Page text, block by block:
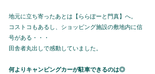
地元に立ち寄ったあとは【ららぽーと門真】へ。
コストコもあるし、ショッピング施設の敷地内に信
号がある・・・
田舎者丸出しで感動していました。
何よりキャンピングカーが駐車できるのは◎